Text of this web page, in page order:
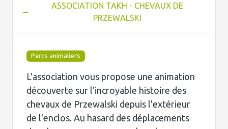
ASSOCIATION TAKH - CHEVAUX DE
PRZEWALSKI
Parcs animaliers
L'association vous propose une animation
découverte sur l'incroyable histoire des
chevaux de Przewalski depuis l'extérieur
de l'enclos. Au hasard des déplacements